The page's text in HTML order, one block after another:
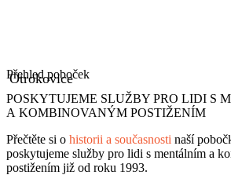
Otrokovice
Přehled poboček
POSKYTUJEME SLUŽBY PRO LIDI S
A KOMBINOVANÝM POSTIŽENÍM
Přečtěte si o historii a současnosti naší
poskytujeme služby pro lidi s mentálním a
postižením již od roku 1993.